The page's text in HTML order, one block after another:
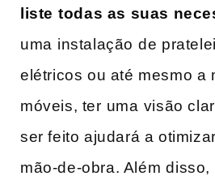
liste ⁣todas as suas
uma⁤ instalação ⁤de
elétricos ou ‍até mesmo a
móveis,​ ter ⁣uma⁣ visão
ser feito ajudará a
mão-de-obra. Além